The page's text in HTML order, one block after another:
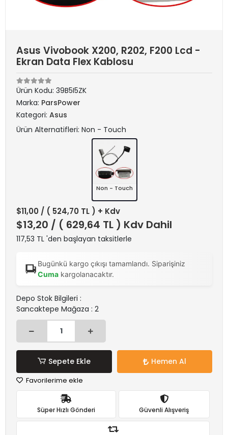
Asus Vivobook X200, R202, F200 Lcd -
Ekran Data Flex Kablosu
Ürün Kodu: 39B5I5ZK
Marka: ParsPower
Kategori: Asus
Ürün Alternatifleri: Non - Touch
Non - Touch
$11,00 / ( 524,70 TL ) + Kdv
$13,20 / ( 629,64 TL ) Kdv Dahil
117,53 TL 'den başlayan taksitlerle
Bugünkü kargo çıkışı tamamlandı. Siparişiniz
Cumakargolanacaktır.
Depo Stok Bilgileri :
Sancaktepe Mağaza : 2
Sepete Ekle Hemen Al
Favorilerime ekle
Süper Hızlı Gönderi Güvenli Alışveriş